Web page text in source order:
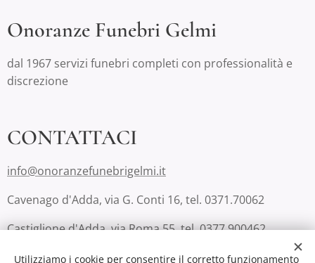
Onoranze Funebri Gelmi
dal 1967 servizi funebri completi con professionalità e
discrezione
CONTATTACI
info@onoranzefunebrigelmi.it
Cavenago d'Adda, via G. Conti 16, tel. 0371.70062
Castiglione d'Adda, via Roma 55, tel. 0377.900462
Lodi, via San Fereolo 9, tel. 0371.223810 (Casa Funeraria
Utilizziamo i cookie per consentire il corretto funzionamento